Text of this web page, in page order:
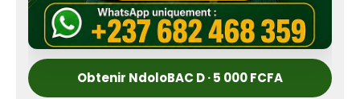
Obtenir NdoloBAC D · 5 000 FCFA